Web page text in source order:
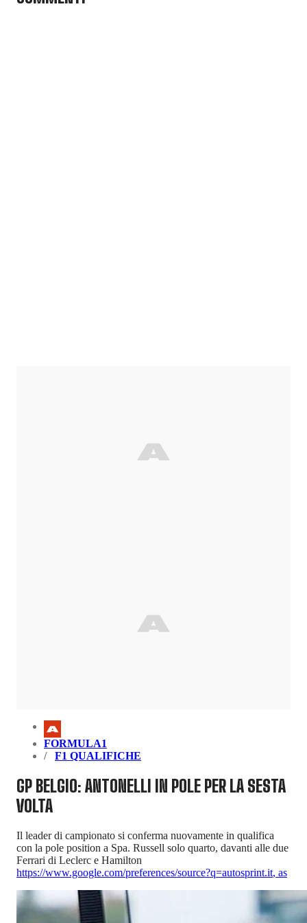
FORMULA1
F1 QUALIFICHE
GP BELGIO: ANTONELLI IN POLE PER LA SESTA
VOLTA
Il leader di campionato si conferma nuovamente in qualifica
con la pole position a Spa. Russell solo quarto, davanti alle due
Ferrari di Leclerc e Hamilton
https://www.google.com/preferences/source?q=autosprint.it, as